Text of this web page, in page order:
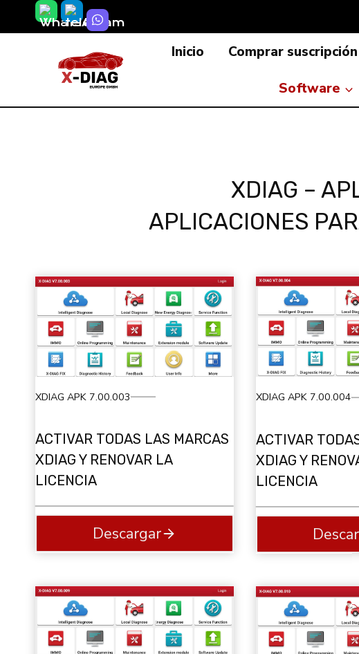
Saltar
al
Inicio Comprar suscripción
Software
XDIAG –
APLICACIONES
XDIAG APK 7.00.003
ACTIVAR TODAS LAS MARCAS
XDIAG Y RENOVAR LA
LICENCIA
Descargar
XDIAG APK 7.00.004
ACTIVAR
XDIAG Y
LICENCIA